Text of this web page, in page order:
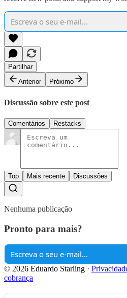
Partilhar
Anterior
Próximo
Discussão sobre este post
Comentários Restacks
Top Mais recente Discussões
Nenhuma publicação
Pronto para mais?
© 2026 Eduardo Starling ·
cobrança